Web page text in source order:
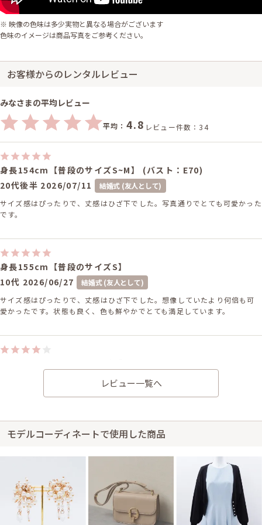
※ 映像の色味は多少実物と異なる場合がございます
色味のイメージは商品写真をご参考ください。
お客様からのレンタルレビュー
みなさまの平均レビュー
平均： 4.8 レビュー件数：34
身長154cm【普段のサイズS~M】 (バスト：E70)
20代後半 2026/07/11
結婚式 (友人として)
サイズ感はぴったりで、丈感はひざ下でした。写真通りでとても可愛かった
です。
身長155cm【普段のサイズS】
10代 2026/06/27
結婚式 (友人として)
サイズ感はぴったりで、丈感はひざ下でした。想像していたより何倍も可
愛かったです。状態も良く、色も鮮やかでとても満足しています。
結婚式 (友人として)
サイズ感はぴったりで、丈感はひざ下でした。写真のイメージ通りでし
レビュー一覧へ
モデルコーディネートで使用した商品